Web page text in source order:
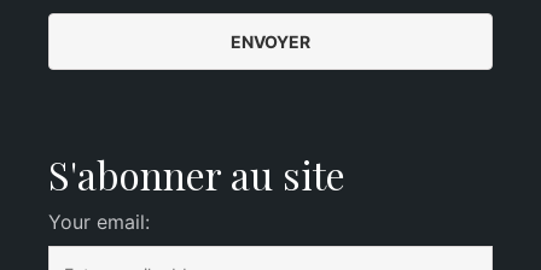
S'abonner au site
Your email: